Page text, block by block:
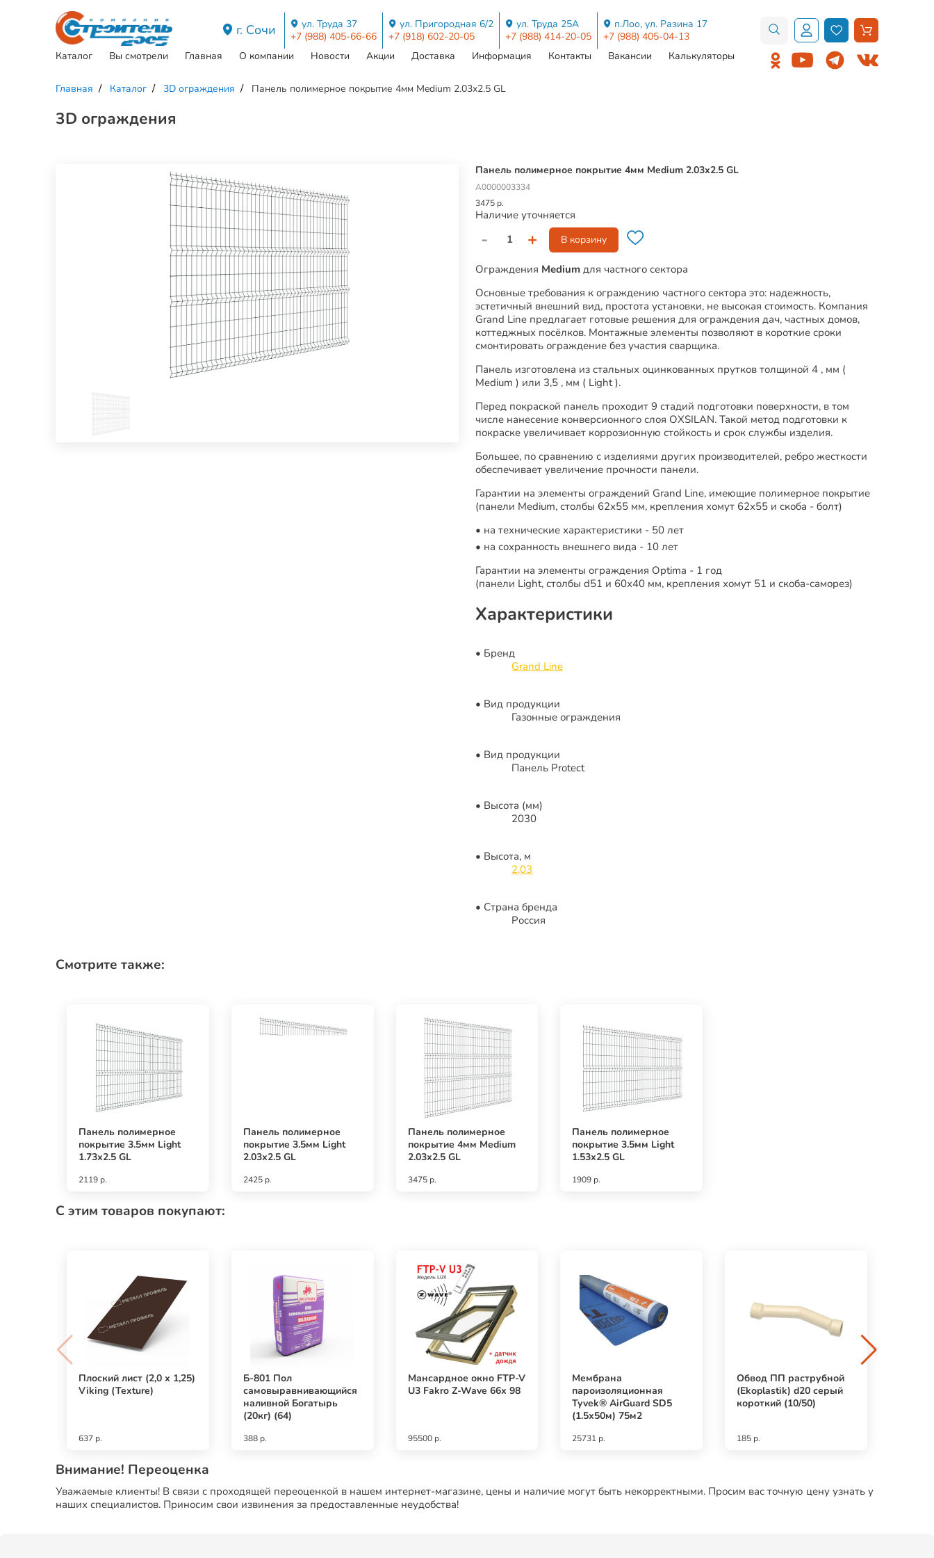
г. Сочи
ул. Труда 37
+7 (988) 405-66-66
ул. Пригородная 6/2
+7 (918) 602-20-05
ул. Труда 25А
+7 (988) 414-20-05
п.Лоо, ул. Разина 17
+7 (988) 405-04-13
Каталог
Вы смотрели Главная О компании Новости Акции Доставка Информация Контакты Вакансии Калькуляторы
Главная Каталог 3D ограждения Панель полимерное покрытие 4мм Medium 2.03х2.5 GL
3D ограждения
Панель полимерное покрытие 4мм Medium 2.03х2.5 GL
А0000003334
3475 р.
Наличие уточняется
- + В корзину
Ограждения Mediumдля частного сектора
Основные требования к ограждению частного сектора это: надежность,
эстетичный внешний вид, простота установки, не высокая стоимость. Компания
Grand Line предлагает готовые решения для ограждения дач, частных домов,
коттеджных посёлков. Монтажные элементы позволяют в короткие сроки
смонтировать ограждение без участия сварщика.
Панель изготовлена из стальных оцинкованных прутков толщиной 4 , мм (
Medium ) или 3,5 , мм ( Light ).
Перед покраской панель проходит 9 стадий подготовки поверхности, в том
числе нанесение конверсионного слоя OXSILAN. Такой метод подготовки к
покраске увеличивает коррозионную стойкость и срок службы изделия.
Большее, по сравнению с изделиями других производителей, ребро жесткости
обеспечивает увеличение прочности панели.
Гарантии на элементы ограждений Grand Line, имеющие полимерное покрытие
(панели Medium, столбы 62х55 мм, крепления хомут 62х55 и скоба - болт)
на технические характеристики - 50 лет
на сохранность внешнего вида - 10 лет
Гарантии на элементы ограждения Optima - 1 год
(панели Light, столбы d51 и 60х40 мм, крепления хомут 51 и скоба-саморез)
Характеристики
Бренд
Grand Line
Вид продукции
Газонные ограждения
Вид продукции
Панель Protect
Высота (мм)
2030
Высота, м
2,03
Страна бренда
Россия
Смотрите также:
Панель полимерное
покрытие 3.5мм Light
1.73х2.5 GL
2119 р.
Панель полимерное
покрытие 3.5мм Light
2.03х2.5 GL
2425 р.
Панель полимерное
покрытие 4мм Medium
2.03х2.5 GL
3475 р.
Панель полимерное
покрытие 3.5мм Light
1.53х2.5 GL
1909 р.
С этим товаров покупают:
Плоский лист (2,0 х 1,25)
Viking (Texture)
637 р.
Б-801 Пол
самовыравнивающийся
наливной Богатырь
(20кг) (64)
388 р.
Мансардное окно FTP-V
U3 Fakro Z-Wave 66х 98
95500 р.
Мембрана
пароизоляционная
Tyvek® АirGuard SD5
(1.5х50м) 75м2
25731 р.
Обвод ПП раструбной
(Ekoplastik) d20 серый
короткий (10/50)
185 р.
Внимание! Переоценка
Уважаемые клиенты! В связи с проходящей переоценкой в нашем интернет-магазине, цены и наличие могут быть некорректными. Просим вас точную цену узнать у
наших специалистов. Приносим свои извинения за предоставленные неудобства!